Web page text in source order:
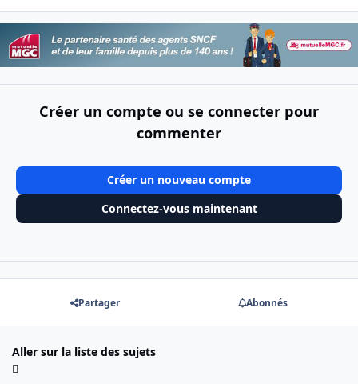
Créer un compte ou se connecter pour
commenter
Créer un nouveau compte
Connectez-vous maintenant
Partager Abonnés
Aller sur la liste des sujets